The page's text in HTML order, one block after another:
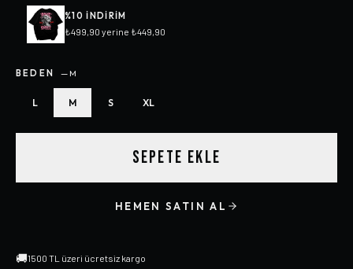
%10 INDIRIM
₺499,90 yerine ₺449,90
BEDEN — M
L M S XL
SEPETE EKLE
HEMEN SATIN AL
🚚1500 TL üzeri ücretsiz kargo